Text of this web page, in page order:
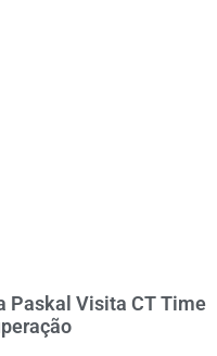
Paskal Visita CT Time